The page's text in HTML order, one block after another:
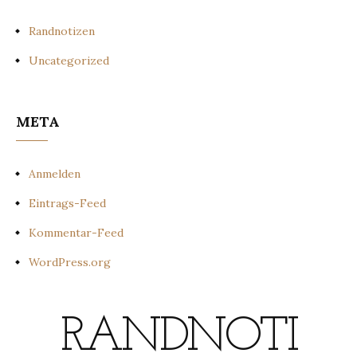
Randnotizen
Uncategorized
META
Anmelden
Eintrags-Feed
Kommentar-Feed
WordPress.org
RANDNOTI